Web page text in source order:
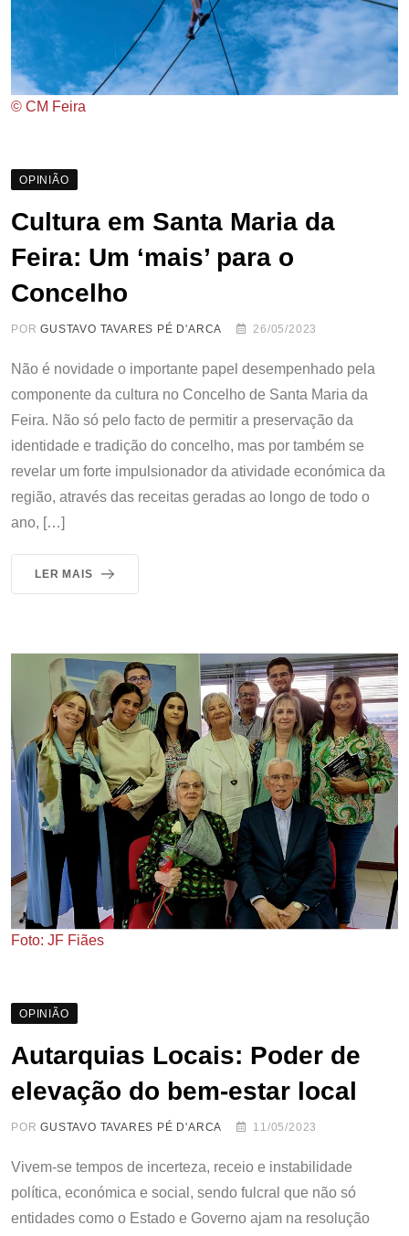
© CM Feira
OPINIÃO
Cultura em Santa Maria da
Feira: Um ‘mais’ para o
Concelho
PORGUSTAVO TAVARES PÉ D'ARCA 26/05/2023
Não é novidade o importante papel desempenhado pela
componente da cultura no Concelho de Santa Maria da
Feira. Não só pelo facto de permitir a preservação da
identidade e tradição do concelho, mas por também se
revelar um forte impulsionador da atividade económica da
região, através das receitas geradas ao longo de todo o
ano, […]
LER MAIS
Foto: JF Fiães
OPINIÃO
Autarquias Locais: Poder de
elevação do bem-estar local
PORGUSTAVO TAVARES PÉ D'ARCA 11/05/2023
Vivem-se tempos de incerteza, receio e instabilidade
política, económica e social, sendo fulcral que não só
entidades como o Estado e Governo ajam na resolução